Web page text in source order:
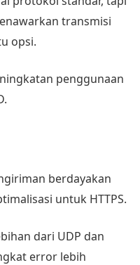
transmisi
opsi.
penggunaan
berdayakan
untuk HTTPS.
dari UDP dan
error lebih